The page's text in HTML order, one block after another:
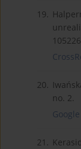
19.
20.
no. 2.
21.